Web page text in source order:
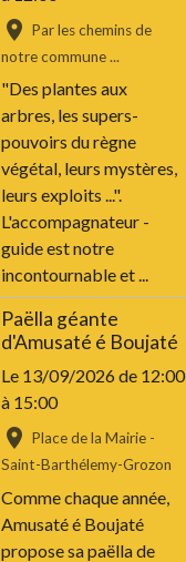
Par les chemins de
notre commune ...
"Des plantes aux
arbres, les supers-
pouvoirs du règne
végétal, leurs mystères,
leurs exploits ...".
L'accompagnateur -
guide est notre
incontournable et ...
Paëlla géante
d'Amusaté é Boujaté
Le 13/09/2026de 12:00
à 15:00
Place de la Mairie -
Saint-Barthélemy-Grozon
Comme chaque année,
Amusaté é Boujaté
propose sa paëlla de